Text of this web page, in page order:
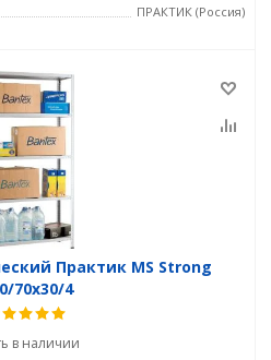
ПРАКТИК (Россия)
Практик MS Strong
70x30/4
в наличии